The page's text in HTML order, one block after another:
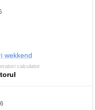
wekkend
calculator